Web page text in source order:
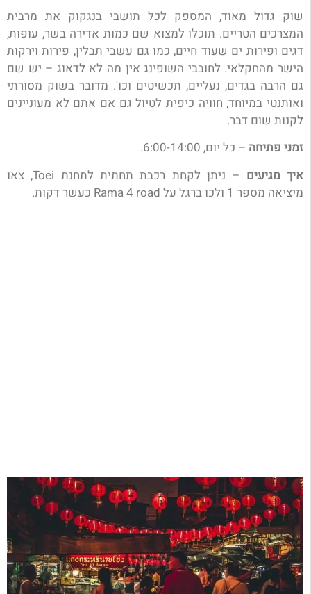
שוק גדול מאוד, המספק לכל תושבי בנגקוק את מרבית
המצרכים הטריים. תוכלו למצוא שם כמות אדירה בשר, עופות,
דגים ופירות ים שעוד חיים, כמו גם עשבי תבלין, פירות וירקות
הישר מהחקלאי. לחובבי השופינג אין מה לא לדאוג – יש שם
גם הרבה בגדים, נעליים, תכשיטים וכו'. מדובר בשוק מסורתי
ואותנטי במיוחד, חוויה כיפית לטיול גם אם אתם לא מעוניינים
לקנות שום דבר.
זמני פתיחה – כל יום, 6:00-14:00.
איך מגיעים
– ניתן לקחת רכבת תחתית לתחנת Toei, צאו
מיציאה מספר 1 ולכו ברגל על Rama 4 road כעשר דקות.